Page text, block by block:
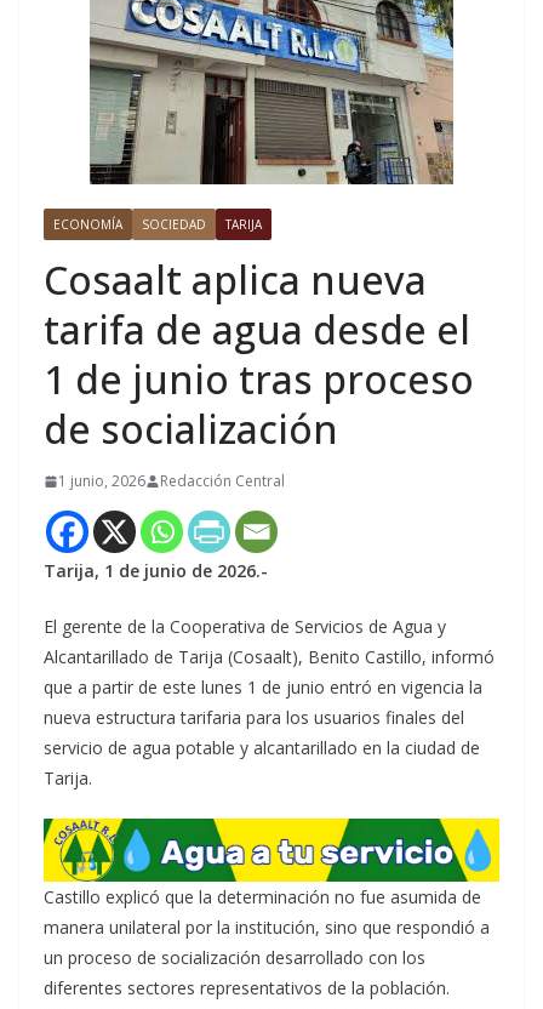
ECONOMÍA SOCIEDAD TARIJA
Cosaalt aplica nueva
tarifa de agua desde el
1 de junio tras proceso
de socialización
1 junio, 2026 Redacción Central
Tarija, 1 de junio de 2026.-
El gerente de la Cooperativa de Servicios de Agua y
Alcantarillado de Tarija (Cosaalt), Benito Castillo, informó
que a partir de este lunes 1 de junio entró en vigencia la
nueva estructura tarifaria para los usuarios finales del
servicio de agua potable y alcantarillado en la ciudad de
Tarija.
Castillo explicó que la determinación no fue asumida de
manera unilateral por la institución, sino que respondió a
un proceso de socialización desarrollado con los
diferentes sectores representativos de la población.